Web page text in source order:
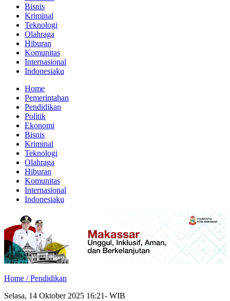
Bisnis
Kriminal
Teknologi
Olahraga
Hiburan
Komunitas
Internasional
Indonesiaku
Home
Pemerintahan
Pendidikan
Politik
Ekonomi
Bisnis
Kriminal
Teknologi
Olahraga
Hiburan
Komunitas
Internasional
Indonesiaku
Home /Pendidikan
Selasa, 14 Oktober 2025 16:21- WIB